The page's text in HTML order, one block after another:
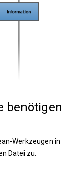
benötigen
Werkzeugen in
Datei zu.